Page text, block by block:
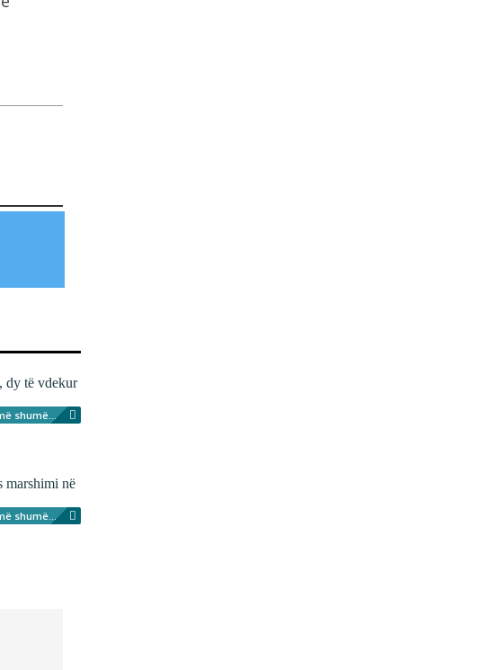
dy të vdekur
shumë...
marshimi në
shumë...